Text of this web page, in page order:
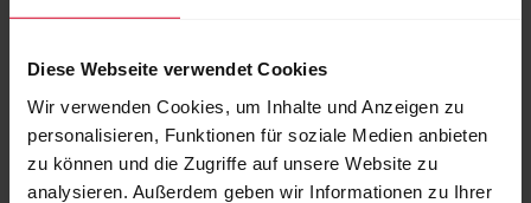
Diese Webseite verwendet Cookies
Wir verwenden Cookies, um Inhalte und Anzeigen zu
personalisieren, Funktionen für soziale Medien anbieten
zu können und die Zugriffe auf unsere Website zu
analysieren. Außerdem geben wir Informationen zu Ihrer
Aussteller:Eberl GmbH
Weitere Produkte von diesem Aussteller